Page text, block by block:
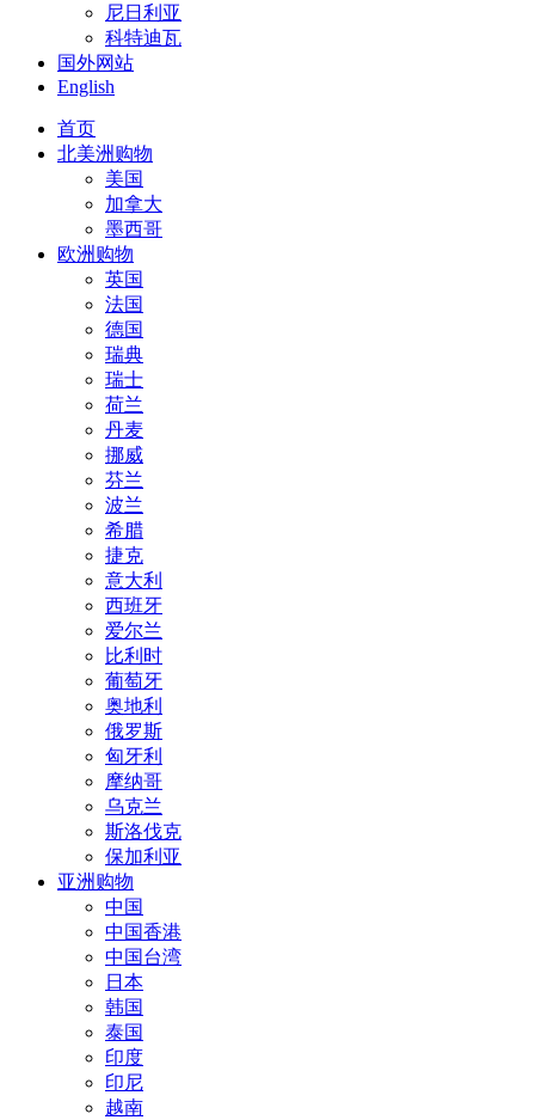
尼日利亚
科特迪瓦
国外网站
English
首页
北美洲购物
美国
加拿大
墨西哥
欧洲购物
英国
法国
德国
瑞典
瑞士
荷兰
丹麦
挪威
芬兰
波兰
希腊
捷克
意大利
西班牙
爱尔兰
比利时
葡萄牙
奥地利
俄罗斯
匈牙利
摩纳哥
乌克兰
斯洛伐克
保加利亚
亚洲购物
中国
中国香港
中国台湾
日本
韩国
泰国
印度
印尼
越南